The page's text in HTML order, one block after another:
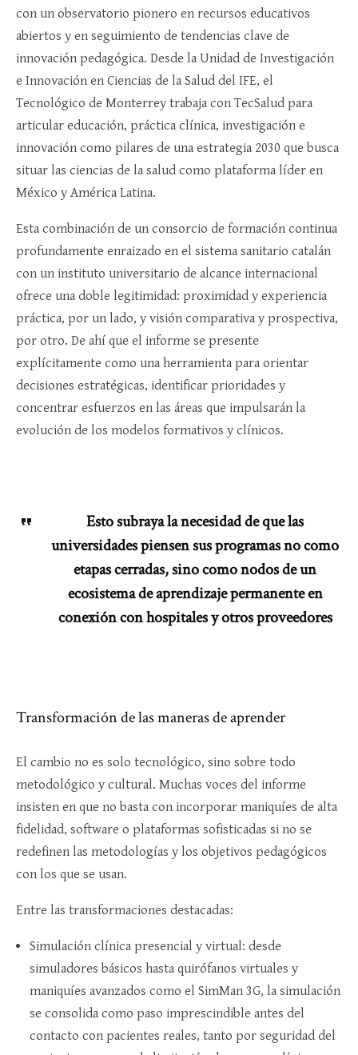
con un observatorio pionero en recursos educativos
abiertos y en seguimiento de tendencias clave de
innovación pedagógica. Desde la Unidad de Investigación
e Innovación en Ciencias de la Salud del IFE, el
Tecnológico de Monterrey trabaja con TecSalud para
articular educación, práctica clínica, investigación e
innovación como pilares de una estrategia 2030 que busca
situar las ciencias de la salud como plataforma líder en
México y América Latina.​
Esta combinación de un consorcio de formación continua
profundamente enraizado en el sistema sanitario catalán
con un instituto universitario de alcance internacional
ofrece una doble legitimidad: proximidad y experiencia
práctica, por un lado, y visión comparativa y prospectiva,
por otro. De ahí que el informe se presente
explícitamente como una herramienta para orientar
decisiones estratégicas, identificar prioridades y
concentrar esfuerzos en las áreas que impulsarán la
evolución de los modelos formativos y clínicos.​
Esto subraya la necesidad de que las
universidades piensen sus programas no como
etapas cerradas, sino como nodos de un
ecosistema de aprendizaje permanente en
conexión con hospitales y otros proveedores
Transformación de las maneras de aprender
El cambio no es solo tecnológico, sino sobre todo
metodológico y cultural. Muchas voces del informe
insisten en que no basta con incorporar maniquíes de alta
fidelidad, software o plataformas sofisticadas si no se
redefinen las metodologías y los objetivos pedagógicos
con los que se usan.​
Entre las transformaciones destacadas:
Simulación clínica presencial y virtual: desde
simuladores básicos hasta quirófanos virtuales y
maniquíes avanzados como el SimMan 3G, la simulación
se consolida como paso imprescindible antes del
contacto con pacientes reales, tanto por seguridad del